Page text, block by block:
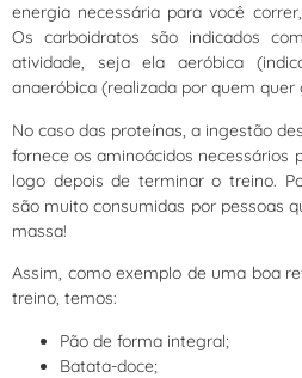
energia necessária para você
Os carboidratos são indicados
atividade, seja ela aeróbica
anaeróbica (realizada por quem quer
No caso das proteínas, a ingestão
fornece os aminoácidos necessários
logo depois de terminar o treino.
são muito consumidas por pessoas
massa!
Assim, como exemplo de uma boa
treino, temos:
Pão de forma integral;
Batata-doce;